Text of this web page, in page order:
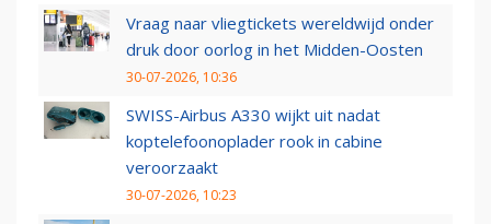
Vraag naar vliegtickets wereldwijd onder
druk door oorlog in het Midden-Oosten
30-07-2026, 10:36
SWISS-Airbus A330 wijkt uit nadat
koptelefoonoplader rook in cabine
veroorzaakt
30-07-2026, 10:23